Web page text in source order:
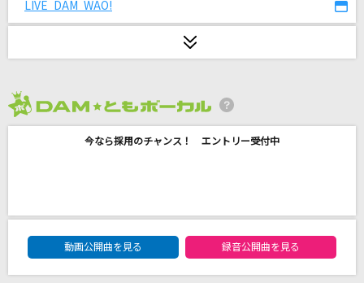
フロリジナル
輪廻転生
LIVE DAM WAO!
今なら採用のチャンス！ エントリー受付中
DAM★ともボーカルエントリーランキング
動画公開曲を見る
録音公開曲を見る